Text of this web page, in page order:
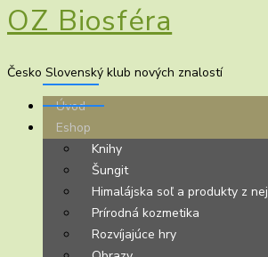
OZ Biosféra
Česko Slovenský klub nových znalostí
Úvod
Eshop
Knihy
Šungit
Himalájska soľ a produkty z nej
Prírodná kozmetika
Rozvíjajúce hry